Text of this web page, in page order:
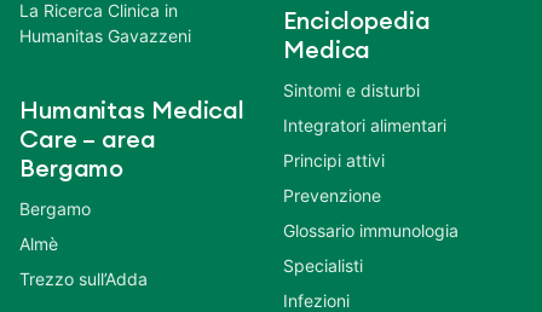
La Ricerca Clinica in
Humanitas Gavazzeni
Humanitas Medical
Care – area
Bergamo
Bergamo
Almè
Trezzo sull’Adda
Enciclopedia
Medica
Sintomi e disturbi
Integratori alimentari
Principi attivi
Prevenzione
Glossario immunologia
Specialisti
Infezioni